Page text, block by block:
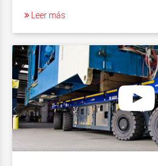
Leer más